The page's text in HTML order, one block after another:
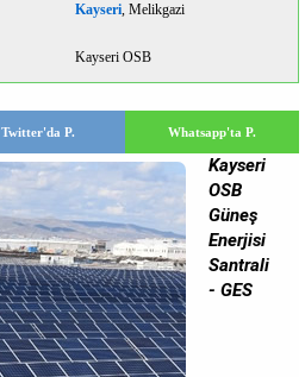
Kayseri, Melikgazi
Kayseri OSB
Twitter'da P. Whatsapp'ta P.
Kayseri
OSB
Güneş
Enerjisi
Santrali
- GES